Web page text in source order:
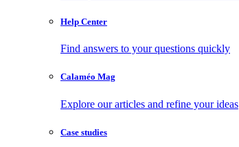
Help Center
Find answers to your questions quickly
Calaméo Mag
Explore our articles and refine your ideas
Case studies